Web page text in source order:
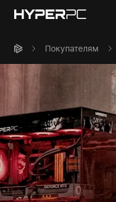
Покупателям